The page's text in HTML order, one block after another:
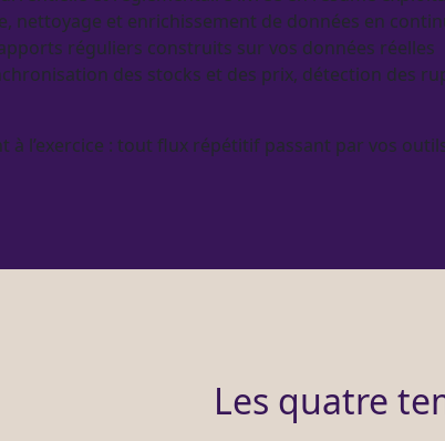
nettoyage et enrichissement de données en
réguliers construits sur vos données réelles
des stocks et des prix, détection des
à l’exercice : tout flux répétitif passant par vos
Les quatre